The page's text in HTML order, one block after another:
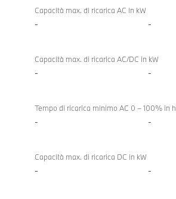
Volt,
ricarica
Capacità max. di ricarica AC in kW
- -
Capacità max. di ricarica AC/DC in kW
- -
Tempo di ricarica minimo AC 0 – 100% in h
- -
Capacità max. di ricarica DC in kW
- -